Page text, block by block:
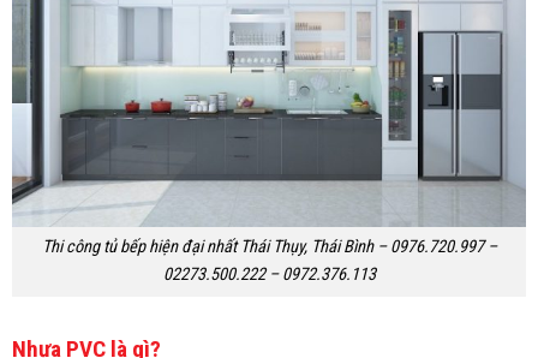
Thi công tủ bếp hiện đại nhất Thái Thụy, Thái Bình – 0976.720.997 –
02273.500.222 – 0972.376.113
Nhựa PVC là gì?